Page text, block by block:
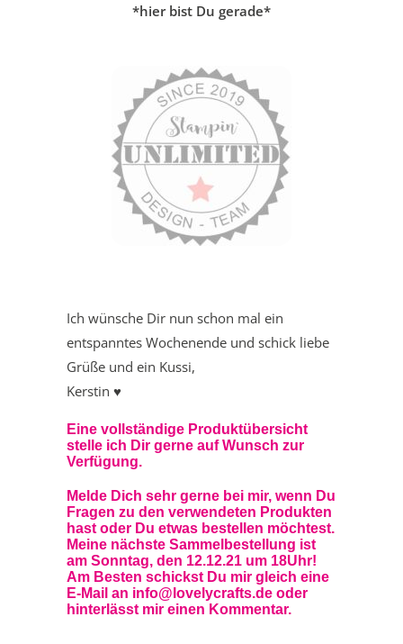
*hier bist Du gerade*
Ich wünsche Dir nun schon mal ein
entspanntes Wochenende und schick liebe
Grüße und ein Kussi,
Kerstin ♥
Eine vollständige Produktübersicht
stelle ich Dir gerne auf Wunsch zur
Verfügung.
Melde Dich sehr gerne bei mir, wenn Du
Fragen zu den verwendeten Produkten
hast oder Du etwas bestellen möchtest.
Meine nächste Sammelbestellung ist
am Sonntag, den 12.12.21 um 18Uhr!
Am Besten schickst Du mir gleich eine
E-Mail an info@lovelycrafts.de oder
hinterlässt mir einen Kommentar.